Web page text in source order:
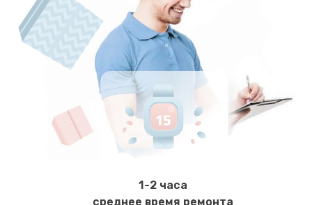
1-2 часа
среднее время ремонта